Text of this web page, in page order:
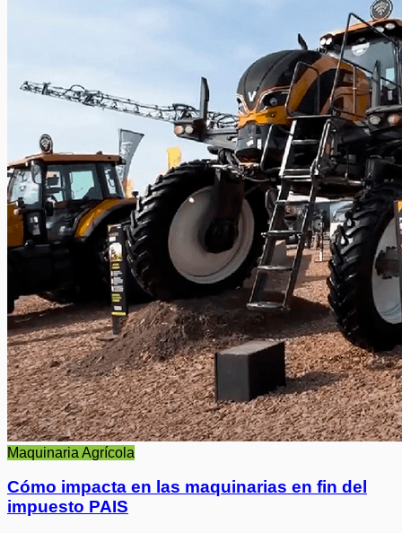
Maquinaria Agrícola
Cómo impacta en las maquinarias en fin del
impuesto PAIS